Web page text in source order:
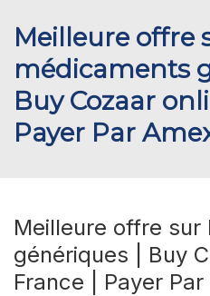
Meilleure offre
médicaments
Buy Cozaar
Payer Par
Meilleure offre
génériques | Buy
France | Payer